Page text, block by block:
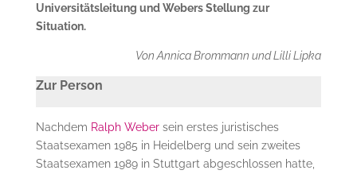
Universitätsleitung und Webers Stellung zur
Situation.
Von Annica Brommann und Lilli Lipka
Zur Person
Nachdem Ralph Webersein erstes juristisches
Staatsexamen 1985 in Heidelberg und sein zweites
Staatsexamen 1989 in Stuttgart abgeschlossen hatte,